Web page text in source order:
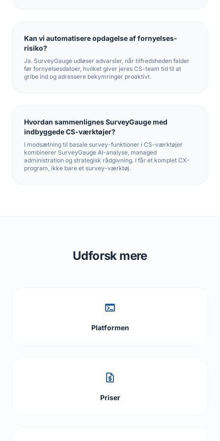
Kan vi automatisere opdagelse af fornyelses-
risiko?
Ja. SurveyGauge udløser advarsler, når tilfredsheden falder
før fornyelsesdatoer, hvilket giver jeres CS-team tid til at
gribe ind og adressere bekymringer proaktivt.
Hvordan sammenlignes SurveyGauge med
indbyggede CS-værktøjer?
I modsætning til basale survey-funktioner i CS-værktøjer
kombinerer SurveyGauge AI-analyse, managed
administration og strategisk rådgivning. I får et komplet CX-
program, ikke bare et survey-værktøj.
Udforsk mere
terminal
Platformen
request_quote
Priser